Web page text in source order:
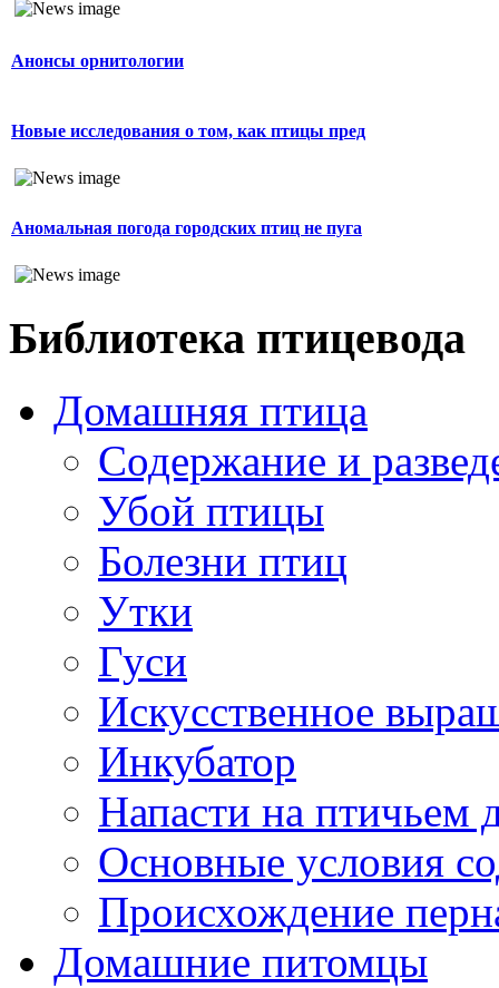
Анонсы орнитологии
Новые исследования о том, как птицы пред
Аномальная погода городских птиц не пуга
Библиотека птицевода
Домашняя птица
Содержание и
Убой птицы
Болезни птиц
Утки
Гуси
Искусственное
Инкубатор
Напасти на птичьем
Основные условия
Происхождение
Домашние питомцы